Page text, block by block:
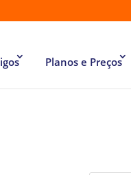
Planos e Preços